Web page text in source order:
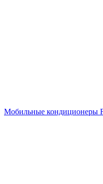
Мобильные кондиционеры